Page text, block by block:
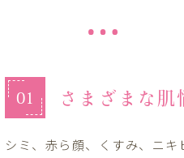
01 さまざまな肌
シミ、赤ら顔、くすみ、ニ